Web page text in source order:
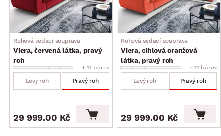
Rohová sedací souprava
Viera, červená látka, pravý
roh
+ 11 barev
Levý roh
Pravý roh
29 999.00 Kč
Rohová sedací souprava
Viera, cihlová oranžová
látka, pravý roh
+ 11 barev
Levý roh
Pravý roh
29 999.00 Kč